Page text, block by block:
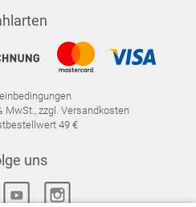
MwSt., zzgl. Versandkosten
49 €
uns